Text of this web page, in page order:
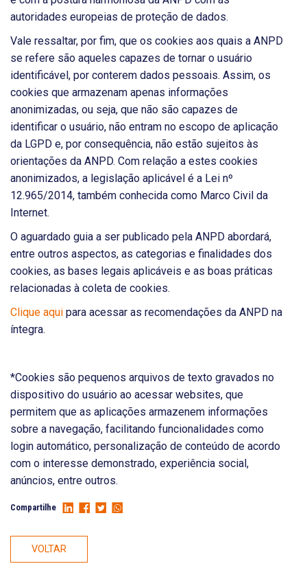
autoridades europeias de proteção de dados.
Vale ressaltar, por fim, que os cookies aos quais a ANPD
se refere são aqueles capazes de tornar o usuário
identificável, por conterem dados pessoais. Assim, os
cookies que armazenam apenas informações
anonimizadas, ou seja, que não são capazes de
identificar o usuário, não entram no escopo de aplicação
da LGPD e, por consequência, não estão sujeitos às
orientações da ANPD. Com relação a estes cookies
anonimizados, a legislação aplicável é a Lei nº
12.965/2014, também conhecida como Marco Civil da
Internet.
O aguardado guia a ser publicado pela ANPD abordará,
entre outros aspectos, as categorias e finalidades dos
cookies, as bases legais aplicáveis e as boas práticas
relacionadas à coleta de cookies.
Clique aqui para acessar as recomendações da ANPD na
íntegra.
*Cookies são pequenos arquivos de texto gravados no
dispositivo do usuário ao acessar websites, que
permitem que as aplicações armazenem informações
sobre a navegação, facilitando funcionalidades como
login automático, personalização de conteúdo de acordo
com o interesse demonstrado, experiência social,
anúncios, entre outros.
Compartilhe
VOLTAR